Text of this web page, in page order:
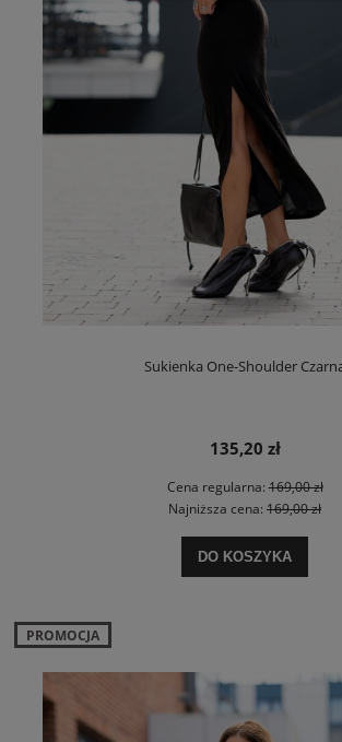
Sukienka One-Shoulder
135,20 zł
Cena regularna:169,00 zł
Najniższa cena: 169,00 zł
DO KOSZYKA
PROMOCJA